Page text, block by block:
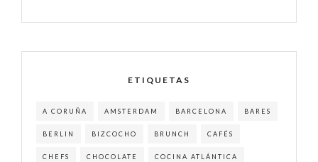
ETIQUETAS
A CORUÑA AMSTERDAM BARCELONA BARES
BERLIN BIZCOCHO BRUNCH CAFÉS
CHEFS CHOCOLATE COCINA ATLÁNTICA